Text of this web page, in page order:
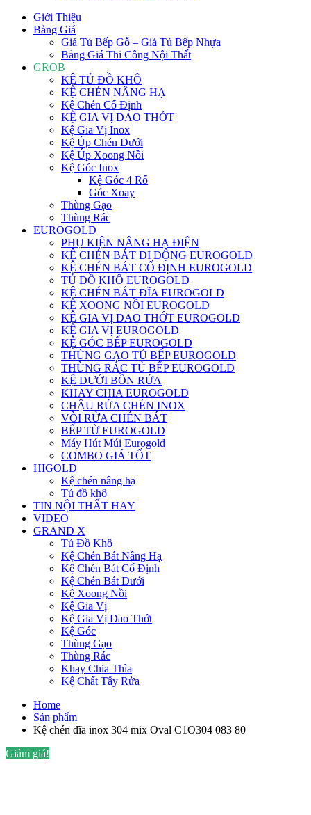
Giới Thiệu
Bảng Giá
Giá Tủ Bếp Gỗ – Giá Tủ Bếp Nhựa
Bảng Giá Thi Công Nội Thất
GROB
KỆ TỦ ĐỒ KHÔ
KỆ CHÉN NÂNG HẠ
Kệ Chén Cố Định
KỆ GIA VỊ DAO THỚT
Kệ Gia Vị Inox
Kệ Úp Chén Dưới
Kệ Úp Xoong Nồi
Kệ Góc Inox
Kệ Góc 4 Rổ
Góc Xoay
Thùng Gạo
Thùng Rác
EUROGOLD
PHỤ KIỆN NÂNG HẠ ĐIỆN
KỆ CHÉN BÁT DI ĐỘNG EUROGOLD
KỆ CHÉN BÁT CỐ ĐỊNH EUROGOLD
TỦ ĐỒ KHÔ EUROGOLD
KỆ CHÉN BÁT ĐĨA EUROGOLD
KỆ XOONG NỒI EUROGOLD
KỆ GIA VỊ DAO THỚT EUROGOLD
KỆ GIA VỊ EUROGOLD
KỆ GÓC BẾP EUROGOLD
THÙNG GẠO TỦ BẾP EUROGOLD
THÙNG RÁC TỦ BẾP EUROGOLD
KỆ DƯỚI BỒN RỬA
KHAY CHIA EUROGOLD
CHẬU RỬA CHÉN INOX
VÒI RỬA CHÉN BÁT
BẾP TỪ EUROGOLD
Máy Hút Múi Eurogold
COMBO GIÁ TỐT
HIGOLD
Kệ chén nâng hạ
Tủ đồ khô
TIN NỘI THẤT HAY
VIDEO
GRAND X
Tủ Đồ Khô
Kệ Chén Bát Nâng Hạ
Kệ Chén Bát Cố Định
Kệ Chén Bát Dưới
Kệ Xoong Nồi
Kệ Gia Vị
Kệ Gia Vị Dao Thớt
Kệ Góc
Thùng Gạo
Thùng Rác
Khay Chia Thìa
Kệ Chất Tẩy Rửa
Home
Sản phẩm
Kệ chén đĩa inox 304 mix Oval C1O304 083 80
Giảm giá!